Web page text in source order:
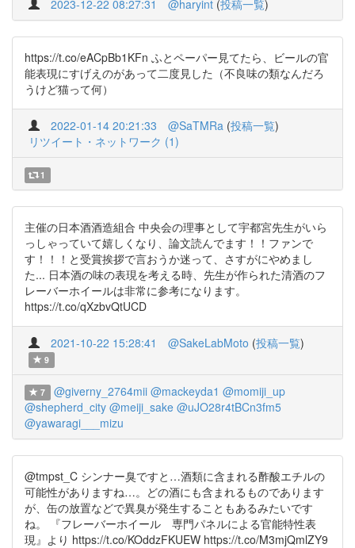
2023-12-22 08:27:31 @haryint (投稿一覧)
https://t.co/eACpBb1KFn ふとペーパー見てたら、ビールの官
能表現にすげえのがあって二度見した（不良味の類なんだろ
うけど猫って何）
2022-01-14 20:21:33 @SaTMRa (投稿一覧)
リツイート・ネットワーク (1)
1
主催の日本酒酒造組合 中央会の理事として宇都宮先生がいら
っしゃっていて嬉しくなり、論文読んでます！！ファンで
す！！！と受賞挨拶で言おうか迷って、さすがにやめまし
た... 日本酒の味の表現を考える時、先生が作られた清酒のフ
レーバーホイールは非常に参考になります。
https://t.co/qXzbvQtUCD
2021-10-22 15:28:41 @SakeLabMoto (投稿一覧)
9
7 @giverny_2764mii @mackeyda1 @momiji_up
@shepherd_city @meiji_sake @uJO28r4tBCn3fm5
@yawaragi___mizu
@tmpst_C シンナー臭ですと…酒類に含まれる酢酸エチルの
可能性がありますね…。どの酒にも含まれるものであります
が、缶の放置などで異臭が発生することもあるみたいです
ね。 『フレーバーホイール 専門パネルによる官能特性表
現』より https://t.co/KOddzFKUEW https://t.co/M3mjQmlZY9